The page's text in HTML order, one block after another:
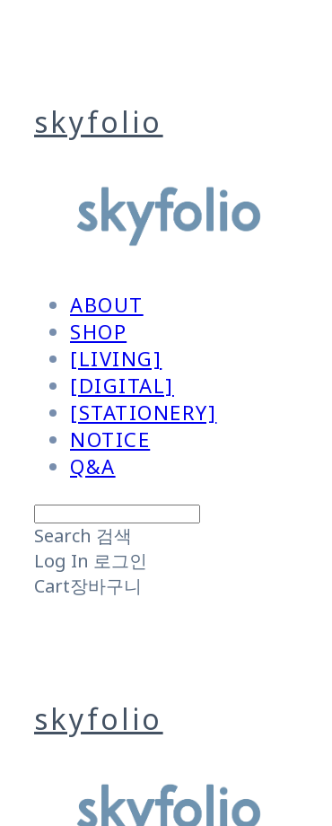
skyfolio
ABOUT
SHOP
[LIVING]
[DIGITAL]
[STATIONERY]
NOTICE
Q&A
Search 검색
Log In 로그인
Cart장바구니
skyfolio